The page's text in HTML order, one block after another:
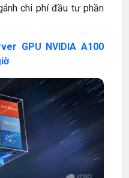
chi phí đầu tư phần
GPU NVIDIA A100